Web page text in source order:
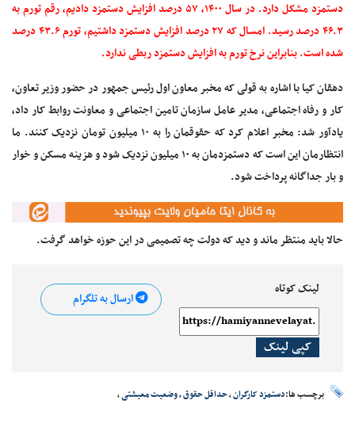
دستمزد مشکل دارد. در سال ۱۴۰۰، ۵۷ درصد افزایش دستمزد دادیم، رقم تورم به
۴۶.۳ درصد رسید. امسال که ۲۷ درصد افزایش دستمزد داشتیم، تورم ۴۳.۶ درصد
شده است. بنابراین نرخ تورم به افزایش دستمزد ربطی ندارد.
دهقان کیا با اشاره به قولی که مخبر معاون اول رئیس جمهور در حضور وزیر تعاون،
کار و رفاه اجتماعی، مدیر عامل سازمان تامین اجتماعی و معاونت روابط کار داد،
یادآور شد: مخبر اعلام کرد که حقوقمان را به ۱۰ میلیون تومان نزدیک کنند. ما
انتظارمان این است که دستمزدمان به ۱۰ میلیون نزدیک شود و هزینه مسکن و خوار
و بار جداگانه پرداخت شود.
حالا باید منتظر ماند و دید که دولت چه تصمیمی در این حوزه خواهد گرفت.
لینک کوتاه
کپی لینک
ارسال به تلگرام
برچسب ها:دستمزد کارگران،حداقل حقوق،وضعیت معیشتی،